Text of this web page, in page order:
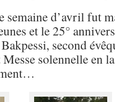
semaine d’avril fut
et le 25°
second
Messe solennelle en